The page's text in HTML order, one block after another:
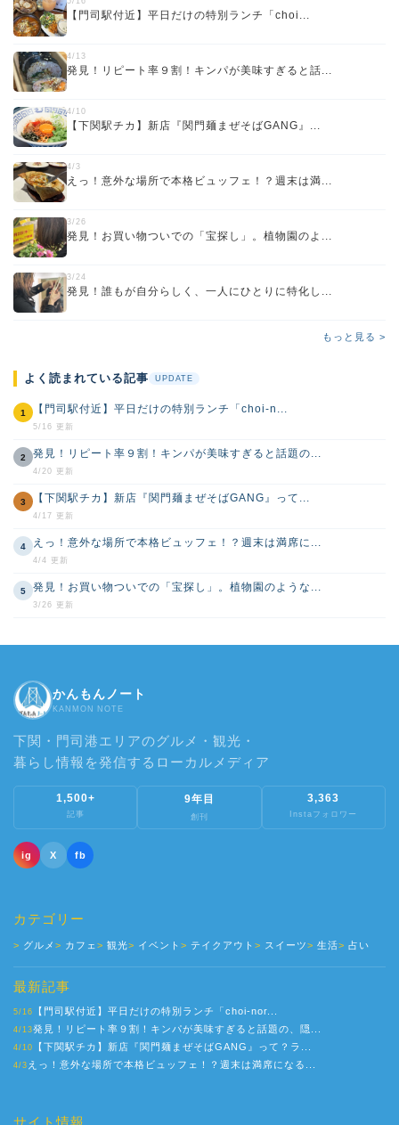
【門司駅付近】平日だけの特別ランチ「choi...
4/13
発見！リピート率９割！キンパが美味すぎると話...
4/10
【下関駅チカ】新店『関門麺まぜそばGANG』...
4/3
えっ！意外な場所で本格ビュッフェ！？週末は満...
3/26
発見！お買い物ついでの「宝探し」。植物園のよ...
3/24
発見！誰もが自分らしく、一人にひとりに特化し...
もっと見る >
よく読まれている記事 UPDATE
1 【門司駅付近】平日だけの特別ランチ「choi-n...
5/16 更新
2 発見！リピート率９割！キンパが美味すぎると話題の...
4/20 更新
3 【下関駅チカ】新店『関門麺まぜそばGANG』って...
4/17 更新
4 えっ！意外な場所で本格ビュッフェ！？週末は満席に...
4/4 更新
5 発見！お買い物ついでの「宝探し」。植物園のような...
3/26 更新
かんもんノート
KANMON NOTE
下関・門司港エリアのグルメ・観光・
暮らし情報を発信するローカルメディア
1,500+
記事
9年目
創刊
3,363
Instaフォロワー
ig X fb
カテゴリー
グルメ カフェ 観光 イベント テイクアウト スイーツ 生活 占い
最新記事
5/16 【門司駅付近】平日だけの特別ランチ「choi-nor...
4/13発見！リピート率９割！キンパが美味すぎると話題の、隠...
4/10 【下関駅チカ】新店『関門麺まぜそばGANG』って？ラ...
4/3 えっ！意外な場所で本格ビュッフェ！？週末は満席になる...